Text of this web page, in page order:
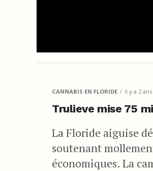
CANNABIS EN FLORIDE il y a 2 ans
Trulieve mise 75
La Floride aiguise
soutenant
économiques. La